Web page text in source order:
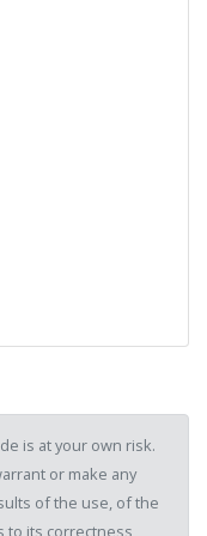
is at your own risk.
or make any
of the use, of the
its correctness,